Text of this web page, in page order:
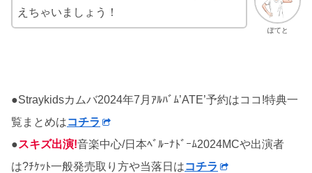
ぽてと
えちゃいましょう！
●Straykidsカムバ2024年7月ｱﾙﾊﾞﾑ’ATE’予約はココ!特典一
覧まとめはコチラ
●スキズ出演!音楽中心/日本ﾍﾞﾙｰﾅﾄﾞｰﾑ2024MCや出演者
は?ﾁｹｯﾄ一般発売取り方や当落日はコチラ